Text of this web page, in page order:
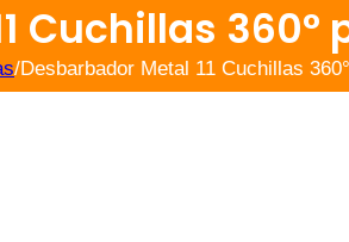
Cuchillas 360°
/Desbarbador Metal 11 Cuchillas